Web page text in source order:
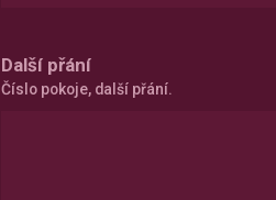
Další přání
Číslo pokoje, další přání.